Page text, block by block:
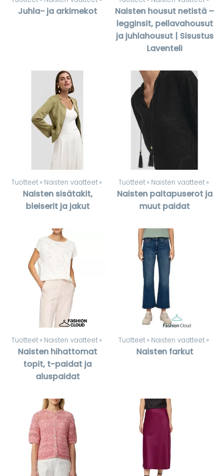
Juhla- ja arkimekot
Naisten housut netistä –
legginsit, pellavahousut
ja juhlahousut | Sisustus
Laventeli
Tuotteet ‪» Naisten vaatteet ‪»
Naisten sisätakit,
bleiserit ja jakut
Tuotteet ‪» Naisten vaatteet ‪»
Naisten paitapuserot ja
muut paidat
Tuotteet ‪» Naisten vaatteet ‪»
Naisten hihattomat
topit, t-paidat ja
aluspaidat
Tuotteet ‪» Naisten vaatteet ‪»
Naisten farkut